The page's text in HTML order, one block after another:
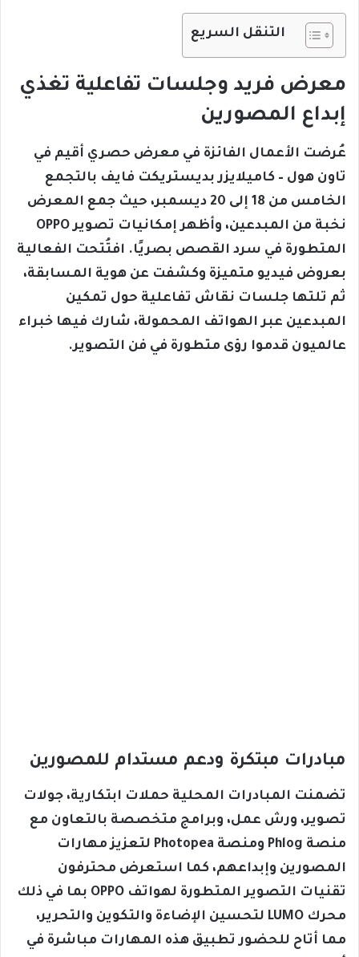
التنقل السريع
معرض فريد وجلسات تفاعلية تغذي
إبداع المصورين
عُرضت الأعمال الفائزة في معرض حصري أقيم في
تاون هول – كاميلايزر بديستريكت فايف بالتجمع
الخامس من 18 إلى 20 ديسمبر، حيث جمع المعرض
نخبة من المبدعين، وأظهر إمكانيات تصوير OPPO
المتطورة في سرد القصص بصريًا. افتُتحت الفعالية
بعروض فيديو متميزة وكشفت عن هوية المسابقة،
ثم تلتها جلسات نقاش تفاعلية حول تمكين
المبدعين عبر الهواتف المحمولة، شارك فيها خبراء
عالميون قدموا رؤى متطورة في فن التصوير.
مبادرات مبتكرة ودعم مستدام للمصورين
تضمنت المبادرات المحلية حملات ابتكارية، جولات
تصوير، ورش عمل، وبرامج متخصصة بالتعاون مع
منصة Phlog ومنصة Photopea لتعزيز مهارات
المصورين وإبداعهم، كما استعرض محترفون
تقنيات التصوير المتطورة لهواتف OPPO بما في ذلك
محرك LUMO لتحسين الإضاءة والتكوين والتحرير،
مما أتاح للحضور تطبيق هذه المهارات مباشرة في